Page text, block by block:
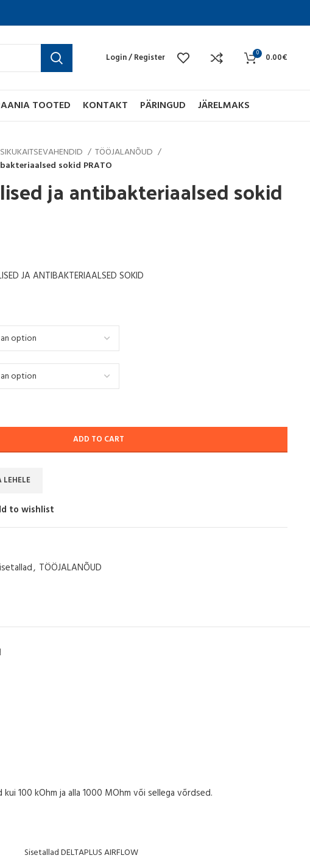
Login / Register 0 0.00€
TOOTED KONTAKT PÄRINGUD JÄRELMAKS
TÖÖJALANÕUD
sokid PRATO
ja antibakteriaalsed sokid
JA ANTIBAKTERIAALSED SOKID
ADD TO CART
to wishlist
, TÖÖJALANÕUD
100 kOhm ja alla 1000 MOhm või sellega võrdsed.
Sisetallad DELTAPLUS AIRFLOW